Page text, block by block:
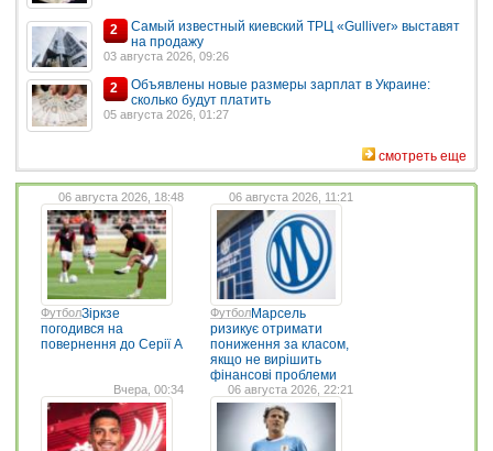
2
Самый известный киевский ТРЦ «Gulliver» выставят
на продажу
03 августа 2026, 09:26
2
Объявлены новые размеры зарплат в Украине:
сколько будут платить
05 августа 2026, 01:27
смотреть еще
06 августа 2026, 18:48
ФутболЗіркзе
погодився на
повернення до Серії А
06 августа 2026, 11:21
ФутболМарсель
ризикує отримати
пониження за класом,
якщо не вирішить
фінансові проблеми
Вчера, 00:34 06 августа 2026, 22:21